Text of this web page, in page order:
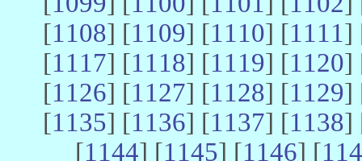
[1108] [1109] [1110] [1111]
[1117] [1118] [1119] [1120]
[1126] [1127] [1128] [1129]
[1135] [1136] [1137] [1138]
[1144] [1145] [1146] [